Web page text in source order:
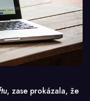
, zase prokázala, že